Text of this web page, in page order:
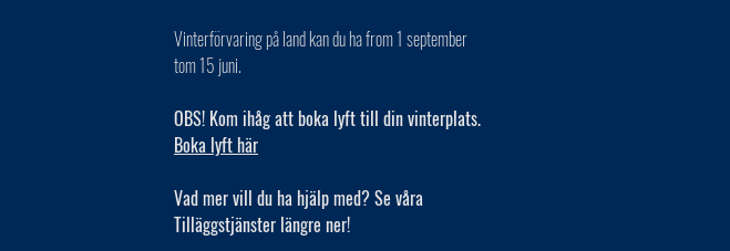
Vinterförvaring på land kan du ha from 1 september
tom 15 juni.
OBS! Kom ihåg att boka lyft till din vinterplats.
Boka lyft här
Vad mer vill du ha hjälp med? Se våra
Tilläggstjänster längre ner!